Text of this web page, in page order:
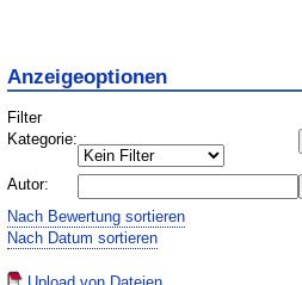
Anzeigeoptionen
Filter
Kategorie:
Autor:
Nach Bewertung sortieren
Nach Datum sortieren